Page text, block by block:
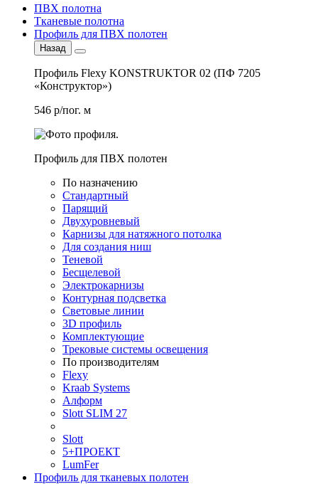
ПВХ полотна
Тканевые полотна
Профиль для ПВХ полотен
Назад
Профиль Flexy KONSTRUKTOR 02 (ПФ 7205
«Конструктор»)
546 р/пог. м
Профиль для ПВХ полотен
По назначению
Стандартный
Парящий
Двухуровневый
Карнизы для натяжного потолка
Для создания ниш
Теневой
Бесщелевой
Электрокарнизы
Контурная подсветка
Световые линии
3D профиль
Комплектующие
Трековые системы освещения
По производителям
Flexy
Kraab Systems
Алформ
Slott SLIM 27
Slott
5+ПРОЕКТ
LumFer
Профиль для тканевых полотен